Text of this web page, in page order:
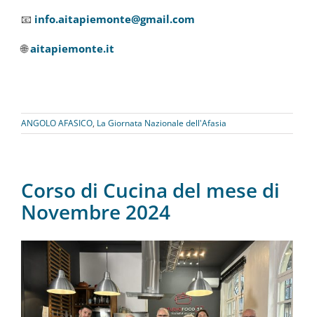
📧 info.aitapiemonte@gmail.com
🌐aitapiemonte.it
ANGOLO AFASICO, La Giornata Nazionale dell'Afasia
Corso di Cucina del mese di
Novembre 2024